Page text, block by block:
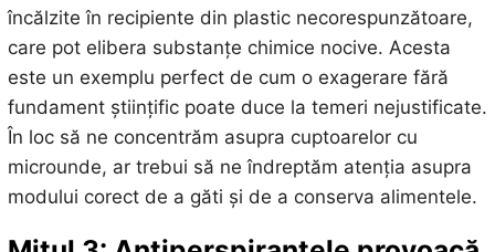
încălzite în recipiente din plastic necorespunzătoare,
care pot elibera substanțe chimice nocive. Acesta
este un exemplu perfect de cum o exagerare fără
fundament științific poate duce la temeri nejustificate.
În loc să ne concentrăm asupra cuptoarelor cu
microunde, ar trebui să ne îndreptăm atenția asupra
modului corect de a găti și de a conserva alimentele.